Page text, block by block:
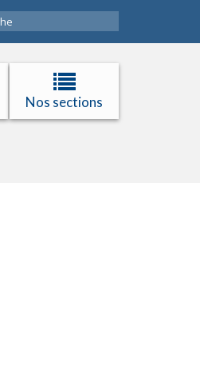
Nos sections